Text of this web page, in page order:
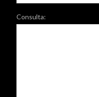
Consulta: